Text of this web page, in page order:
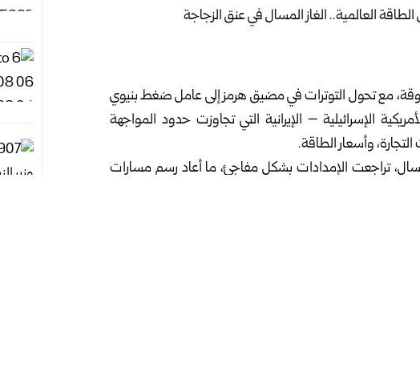
مع تحول التوترات في مضيق هرمز إلى عامل ضغط بنيوي
الإسرائيلية – الإيرانية التي تجاوزت حدود المواجهة
وأسعار الطاقة.
تراجعت الإمدادات بشكل مفاجئ، ما أعاد رسم مسارات